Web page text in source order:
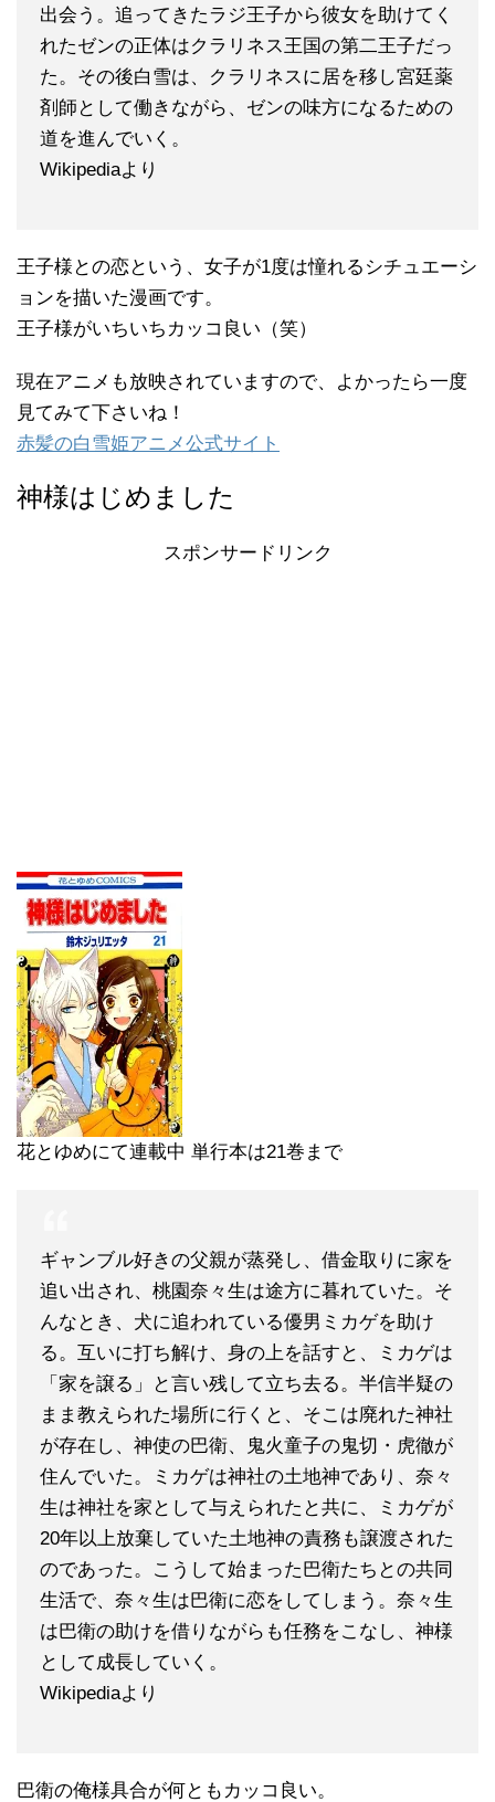
出会う。追ってきたラジ王子から彼女を助けてく
れたゼンの正体はクラリネス王国の第二王子だっ
た。その後白雪は、クラリネスに居を移し宮廷薬
剤師として働きながら、ゼンの味方になるための
道を進んでいく。
Wikipediaより
王子様との恋という、女子が1度は憧れるシチュエーシ
ョンを描いた漫画です。
王子様がいちいちカッコ良い（笑）
現在アニメも放映されていますので、よかったら一度
見てみて下さいね！
赤髪の白雪姫アニメ公式サイト
神様はじめました
スポンサードリンク
花とゆめにて連載中 単行本は21巻まで
ギャンブル好きの父親が蒸発し、借金取りに家を
追い出され、桃園奈々生は途方に暮れていた。そ
んなとき、犬に追われている優男ミカゲを助け
る。互いに打ち解け、身の上を話すと、ミカゲは
「家を譲る」と言い残して立ち去る。半信半疑の
まま教えられた場所に行くと、そこは廃れた神社
が存在し、神使の巴衛、鬼火童子の鬼切・虎徹が
住んでいた。ミカゲは神社の土地神であり、奈々
生は神社を家として与えられたと共に、ミカゲが
20年以上放棄していた土地神の責務も譲渡された
のであった。こうして始まった巴衛たちとの共同
生活で、奈々生は巴衛に恋をしてしまう。奈々生
は巴衛の助けを借りながらも任務をこなし、神様
として成長していく。
Wikipediaより
巴衛の俺様具合が何ともカッコ良い。